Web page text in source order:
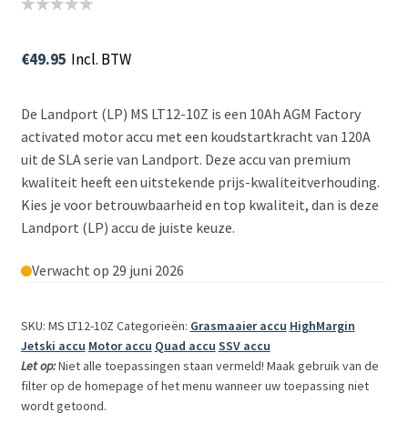
€49.95 Incl. BTW
De Landport (LP) MS LT12-10Z is een 10Ah AGM Factory
activated motor accu met een koudstartkracht van 120A
uit de SLA serie van Landport. Deze accu van premium
kwaliteit heeft een uitstekende prijs-kwaliteitverhouding.
Kies je voor betrouwbaarheid en top kwaliteit, dan is deze
Landport (LP) accu de juiste keuze.
Verwacht op 29 juni 2026
SKU: MS LT12-10Z Categorieën: Grasmaaier accu HighMargin
Jetski accu Motor accu Quad accu SSV accu
Let op:Niet alle toepassingen staan vermeld! Maak gebruik van de
filter op de homepage of het menu wanneer uw toepassing niet
wordt getoond.